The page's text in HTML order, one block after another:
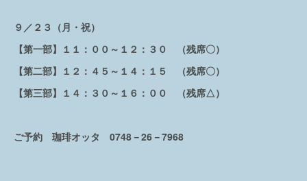
９／２３（月・祝）
【第一部】１１：００～１２：３０ （残席〇）
【第二部】１２：４５～１４：１５ （残席〇）
【第三部】１４：３０～１６：００ （残席△）
ご予約 珈琲オッタ 0748－26－7968